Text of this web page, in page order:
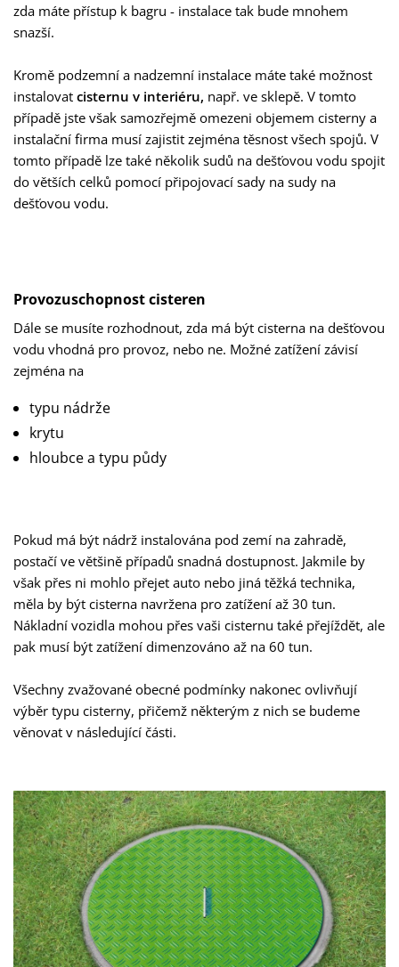
zda máte přístup k bagru - instalace tak bude mnohem
snazší.
Kromě podzemní a nadzemní instalace máte také možnost
instalovat cisternu v interiéru, např. ve sklepě. V tomto
případě jste však samozřejmě omezeni objemem cisterny a
instalační firma musí zajistit zejména těsnost všech spojů. V
tomto případě lze také několik sudů na dešťovou vodu spojit
do větších celků pomocí připojovací sady na sudy na
dešťovou vodu.
Provozuschopnost cisteren
Dále se musíte rozhodnout, zda má být cisterna na dešťovou
vodu vhodná pro provoz, nebo ne. Možné zatížení závisí
zejména na
typu nádrže
krytu
hloubce a typu půdy
Pokud má být nádrž instalována pod zemí na zahradě,
postačí ve většině případů snadná dostupnost. Jakmile by
však přes ni mohlo přejet auto nebo jiná těžká technika,
měla by být cisterna navržena pro zatížení až 30 tun.
Nákladní vozidla mohou přes vaši cisternu také přejíždět, ale
pak musí být zatížení dimenzováno až na 60 tun.
Všechny zvažované obecné podmínky nakonec ovlivňují
výběr typu cisterny, přičemž některým z nich se budeme
věnovat v následující části.